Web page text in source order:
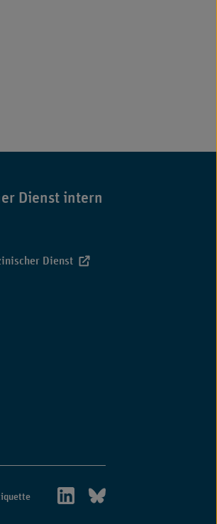
Dienst intern
Dienst
MEDIZINISCHER
DIENST
MEDIZINISCHER